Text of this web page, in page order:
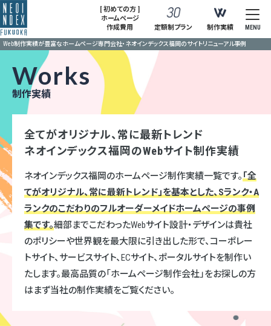
[ 初めての方 ]
ホームページ
作成費用
定額制プラン 制作実績 MENU
Web制作実績が豊富なホームページ専門会社・ネオインデックス福岡のサイトリニューアル事例
Works
制作実績
全てがオリジナル、常に最新トレンド
ネオインデックス福岡のWebサイト制作実績
ネオインデックス福岡のホームページ制作実績一覧です。「全
てがオリジナル、常に最新トレンド」を基本とした、Sランク・A
ランクのこだわりのフルオーダーメイドホームページの事例
集です。細部までこだわったWebサイト設計・デザインは貴社
のポリシーや世界観を最大限に引き出した形で、コーポレー
トサイト、サービスサイト、ECサイト、ポータルサイトを制作い
たします。最高品質の「ホームページ制作会社」をお探しの方
はまず当社の制作実績をご覧ください。